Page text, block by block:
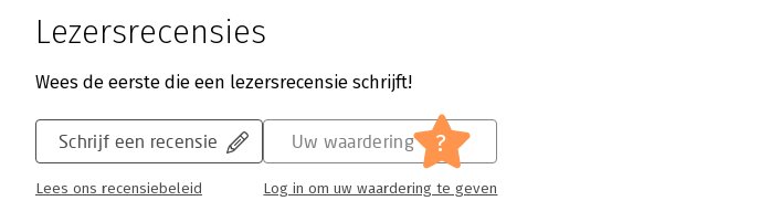
Lezersrecensies
Wees de eerste die een lezersrecensie schrijft!
Schrijf een recensie
Lees ons recensiebeleid
Uw waardering ?
Log in om uw waardering te geven